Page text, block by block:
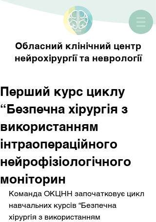
Обласний клінічний центр
нейрохірургії та неврології
Перший курс циклу
“Безпечна хірургія з
використанням
інтраопераційного
нейрофізіологічного
моніторин
Команда ОКЦНН започатковує цикл
навчальних курсів “Безпечна
хірургія з використанням